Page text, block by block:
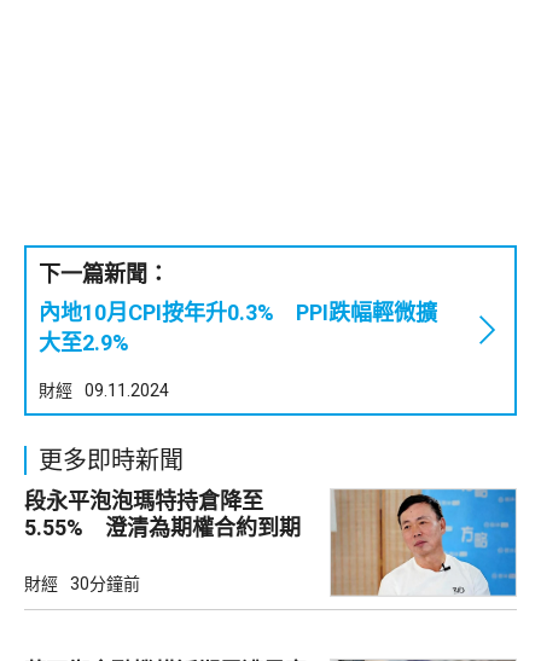
下一篇新聞：
內地10月CPI按年升0.3% PPI跌幅輕微擴
大至2.9%
財經 09.11.2024
更多即時新聞
段永平泡泡瑪特持倉降至
5.55% 澄清為期權合約到期
財經 30分鐘前